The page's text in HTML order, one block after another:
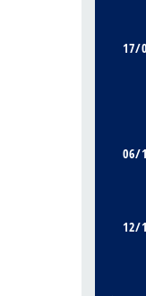
17/
06/
12/